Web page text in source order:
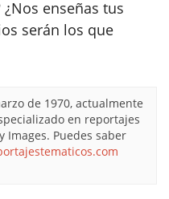
enseñas tus
serán los que
de 1970, actualmente
en reportajes
Images. Puedes saber